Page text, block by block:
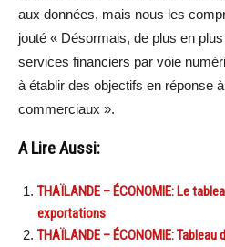
aux données, mais nous les
jouté « Désormais, de plus en
services financiers par voie
à établir des objectifs en réponse
commerciaux ».
A Lire Aussi:
THAÏLANDE – ÉCONOMIE: Le
exportations
THAÏLANDE – ÉCONOMIE: